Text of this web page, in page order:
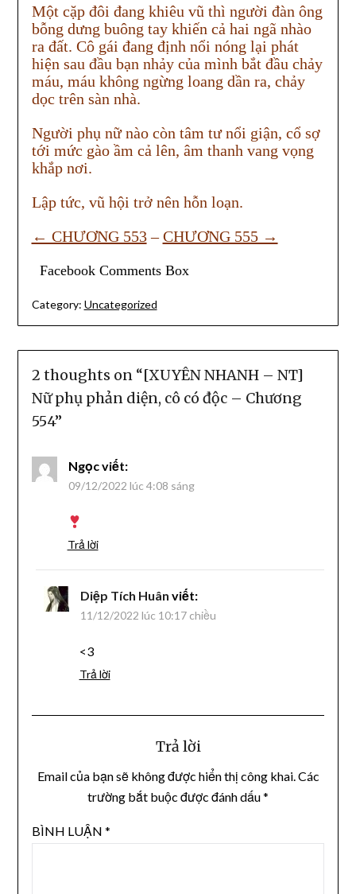
Một cặp đôi đang khiêu vũ thì người đàn ông
bỗng dưng buông tay khiến cả hai ngã nhào
ra đất. Cô gái đang định nổi nóng lại phát
hiện sau đầu bạn nhảy của mình bắt đầu chảy
máu, máu không ngừng loang dần ra, chảy
dọc trên sàn nhà.
Người phụ nữ nào còn tâm tư nổi giận, cổ sợ
tới mức gào ầm cả lên, âm thanh vang vọng
khắp nơi.
Lập tức, vũ hội trở nên hỗn loạn.
← CHƯƠNG 553–CHƯƠNG 555 →
Facebook Comments Box
Category: Uncategorized
2 thoughts on “[XUYÊN NHANH – NT]
Nữ phụ phản diện, cô có độc – Chương
554”
Ngọcviết:
09/12/2022 lúc 4:08 sáng
Trả lời
Diệp Tích Huân viết:
11/12/2022 lúc 10:17 chiều
<3
Trả lời
Trả lời
Email của bạn sẽ không được hiển thị công khai.Các
trường bắt buộc được đánh dấu*
BÌNH LUẬN *